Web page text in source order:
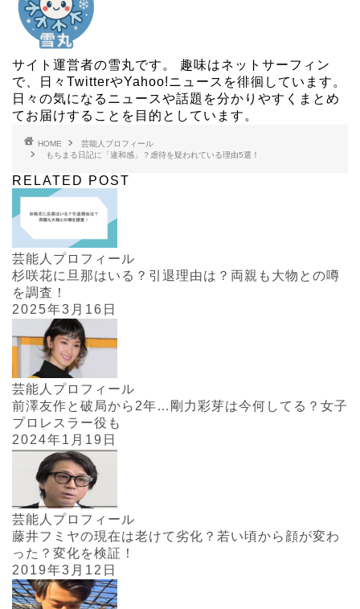
サイト運営者の雪丸です。 趣味はネットサーフィン
で、日々TwitterやYahoo!ニュースを徘徊しています。
日々の気になるニュースや話題を分かりやすくまとめ
てお届けすることを目的としています。
HOME
芸能人プロフィール
もちまる日記に「違和感」？虐待を疑われている理由5選！
RELATED POST
芸能人プロフィール
杉咲花に旦那はいる？引退理由は？両親も大物との噂
を調査！
2025年3月16日
芸能人プロフィール
前澤友作と破局から2年…剛力彩芽は今何してる？女子
プロレスラー役も
2024年1月19日
芸能人プロフィール
藤井フミヤの現在は老けて劣化？若い頃から顔が変わ
った？変化を検証！
2019年3月12日